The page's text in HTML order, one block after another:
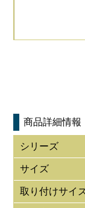
商品詳細情報
シリーズ
サイズ
取り付けサイ